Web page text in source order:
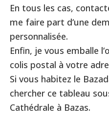
En tous les cas,
me faire part d‘une
personnalisée.
Enfin, je vous emballe
colis postal à votre
Si vous habitez le
chercher ce tableau
Cathédrale à Bazas.